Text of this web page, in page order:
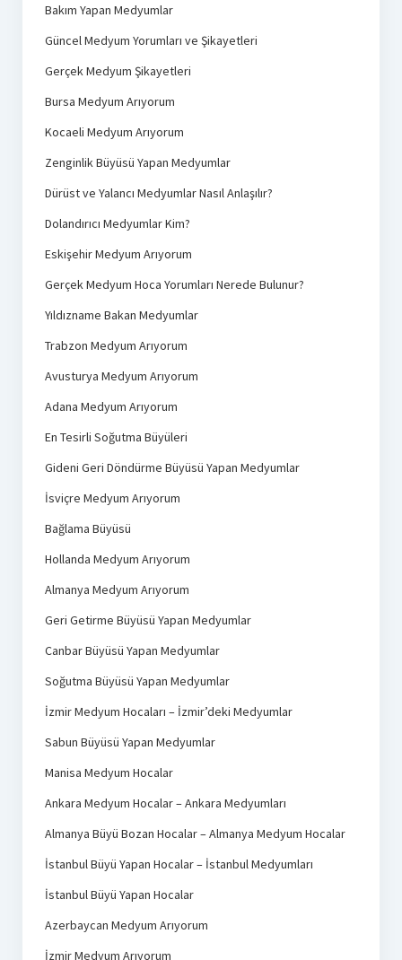
Bakım Yapan Medyumlar
Güncel Medyum Yorumları ve Şikayetleri
Gerçek Medyum Şikayetleri
Bursa Medyum Arıyorum
Kocaeli Medyum Arıyorum
Zenginlik Büyüsü Yapan Medyumlar
Dürüst ve Yalancı Medyumlar Nasıl Anlaşılır?
Dolandırıcı Medyumlar Kim?
Eskişehir Medyum Arıyorum
Gerçek Medyum Hoca Yorumları Nerede Bulunur?
Yıldızname Bakan Medyumlar
Trabzon Medyum Arıyorum
Avusturya Medyum Arıyorum
Adana Medyum Arıyorum
En Tesirli Soğutma Büyüleri
Gideni Geri Döndürme Büyüsü Yapan Medyumlar
İsviçre Medyum Arıyorum
Bağlama Büyüsü
Hollanda Medyum Arıyorum
Almanya Medyum Arıyorum
Geri Getirme Büyüsü Yapan Medyumlar
Canbar Büyüsü Yapan Medyumlar
Soğutma Büyüsü Yapan Medyumlar
İzmir Medyum Hocaları – İzmir’deki Medyumlar
Sabun Büyüsü Yapan Medyumlar
Manisa Medyum Hocalar
Ankara Medyum Hocalar – Ankara Medyumları
Almanya Büyü Bozan Hocalar – Almanya Medyum Hocalar
İstanbul Büyü Yapan Hocalar – İstanbul Medyumları
İstanbul Büyü Yapan Hocalar
Azerbaycan Medyum Arıyorum
İzmir Medyum Arıyorum